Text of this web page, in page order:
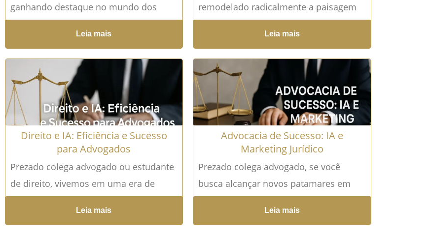
ganhando destaque no mundo dos
negócios e na vida cotidiana, com
aplicações que vão desde a
automatização de...Leia mais →
Leia mais
remodelado radicalmente a paisagem
empresarial, levando consigo uma
evolução correspondente no campo
jurídico. O surgimento da figura...Leia
mais →
Leia mais
Direito e IA: Eficiência e Sucesso
para Advogados
Prezado colega advogado ou estudante
de direito, vivemos em uma era de
rápidas transformações tecnológicas, e
o universo jurídico não está imune...
Leia mais
Advocacia de Sucesso: IA e
Marketing Jurídico
Prezado colega advogado, se você
busca alcançar novos patamares em
sua advocacia e consolidar sua
autoridade no mercado, este artigo foi
Leia mais